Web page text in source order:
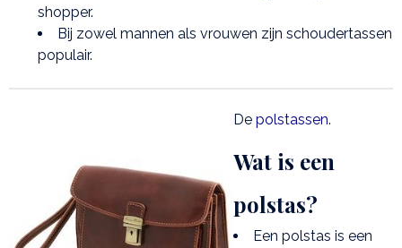
shopper.
Bij zowel mannen als vrouwen zijn schoudertassen
populair.
De polstassen.
Wat is een
polstas?
Een polstas is een